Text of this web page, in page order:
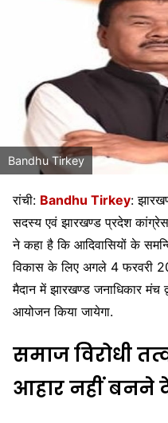
Bandhu Tirkey
रांची: Bandhu Tirkey:
सदस्य एवं झारखण्ड प्रदेश कांग्रेस
ने कहा है कि आदिवासियों के
विकास के लिए अगले 4 फरवरी
मैदान में झारखण्ड जनाधिकार मंच
आयोजन किया जायेगा.
समाज विरोधी
आहार नहीं बनने